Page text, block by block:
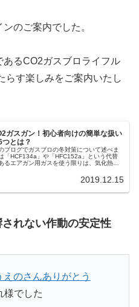
のご案内でした。
るCO2ガスブロライフル
らす楽しみをご案内いたし
ガスガン！初心者向けの簡単な扱い
とは？
ブログでガスブロの冬対策について述べま
「HCF134a」や「HFC152a」という代替
るエアガン用ガスを使う限りは、気化熱に
2019.12.15
れない作動の安定性
えのさんありがとう
様でした